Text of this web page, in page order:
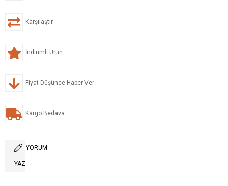
Karşılaştır
İndirimli Ürün
Fiyat Düşünce Haber Ver
Kargo Bedava
YORUM
YAZ